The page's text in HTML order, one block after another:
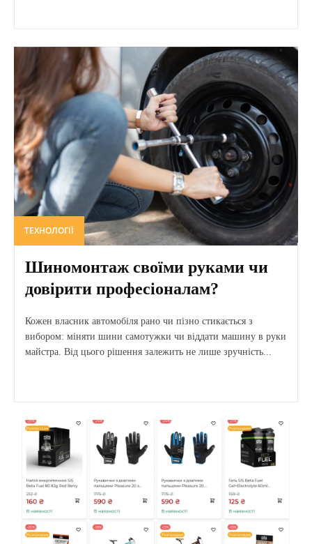
ТЕХНОЛОГІЇ
Шиномонтаж своїми руками чи
довірити професіоналам?
Кожен власник автомобіля рано чи пізно стикається з
вибором: міняти шини самотужки чи віддати машину в руки
майстра. Від цього рішення залежить не лише зручність...